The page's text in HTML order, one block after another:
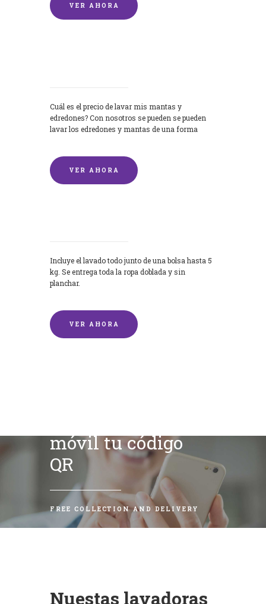
VER AHORA
Cuál es el precio de lavar mis mantas y
edredones? Con nosotros se pueden se pueden
lavar los edredones y mantas de una forma
VER AHORA
Incluye el lavado todo junto de una bolsa hasta 5
kg. Se entrega toda la ropa doblada y sin
planchar.
VER AHORA
móvil tu código
QR
FREE COLLECTION AND DELIVERY
Nuestas lavadoras